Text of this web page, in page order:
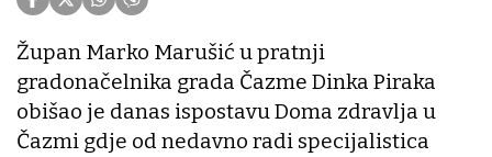
Župan Marko Marušić u pratnji
gradonačelnika grada Čazme Dinka Piraka
obišao je danas ispostavu Doma zdravlja u
Čazmi gdje od nedavno radi specijalistica